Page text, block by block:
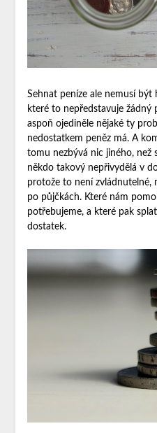
Sehnat peníze ale nemusí být
které to nepředstavuje žádný
aspoň ojediněle nějaké ty
nedostatkem peněz má. A
tomu nezbývá nic jiného, než
někdo takový nepřivydělá v
protože to není zvládnutelné,
po půjčkách. Které nám
potřebujeme, a které pak
dostatek.